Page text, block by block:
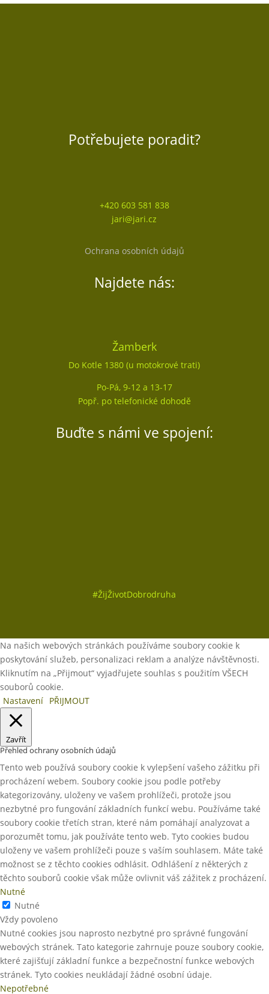
Potřebujete poradit?
+420 603 581 838
jari@jari.cz
Ochrana osobních údajů
Najdete nás:
Žamberk
Do Kotle 1380 (u motokrové trati)
Po-Pá, 9-12 a 13-17
Popř. po telefonické dohodě
Buďte s námi ve spojení:
#ŽijŽivotDobrodruha
Na našich webových stránkách používáme soubory cookie k
poskytování služeb, personalizaci reklam a analýze návštěvnosti.
Kliknutím na „Přijmout“ vyjadřujete souhlas s použitím VŠECH
souborů cookie.
Nastavení PŘIJMOUT
Zavřít
Přehled ochrany osobních údajů
Tento web používá soubory cookie k vylepšení vašeho zážitku při
procházení webem. Soubory cookie jsou podle potřeby
kategorizovány, uloženy ve vašem prohlížeči, protože jsou
nezbytné pro fungování základních funkcí webu. Používáme také
soubory cookie třetích stran, které nám pomáhají analyzovat a
porozumět tomu, jak používáte tento web. Tyto cookies budou
uloženy ve vašem prohlížeči pouze s vaším souhlasem. Máte také
možnost se z těchto cookies odhlásit. Odhlášení z některých z
těchto souborů cookie však může ovlivnit váš zážitek z procházení.
Nutné
Nutné
Vždy povoleno
Nutné cookies jsou naprosto nezbytné pro správné fungování
webových stránek. Tato kategorie zahrnuje pouze soubory cookie,
které zajišťují základní funkce a bezpečnostní funkce webových
stránek. Tyto cookies neukládají žádné osobní údaje.
Nepotřebné